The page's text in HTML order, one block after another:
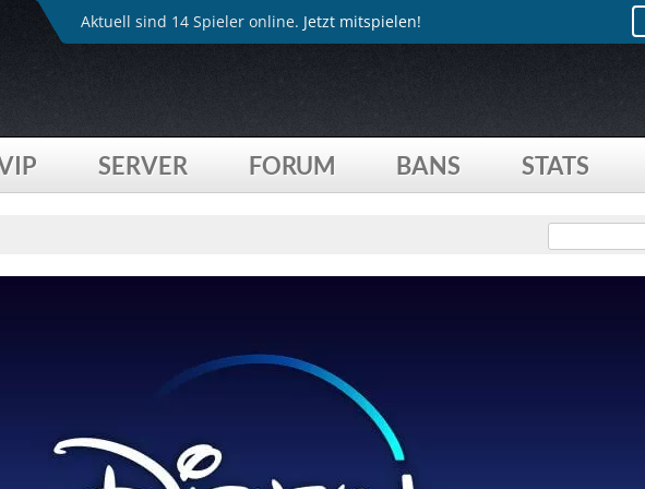
Aktuell sind 14 Spieler online. Jetzt mitspielen!
SERVER FORUM BANS STATS